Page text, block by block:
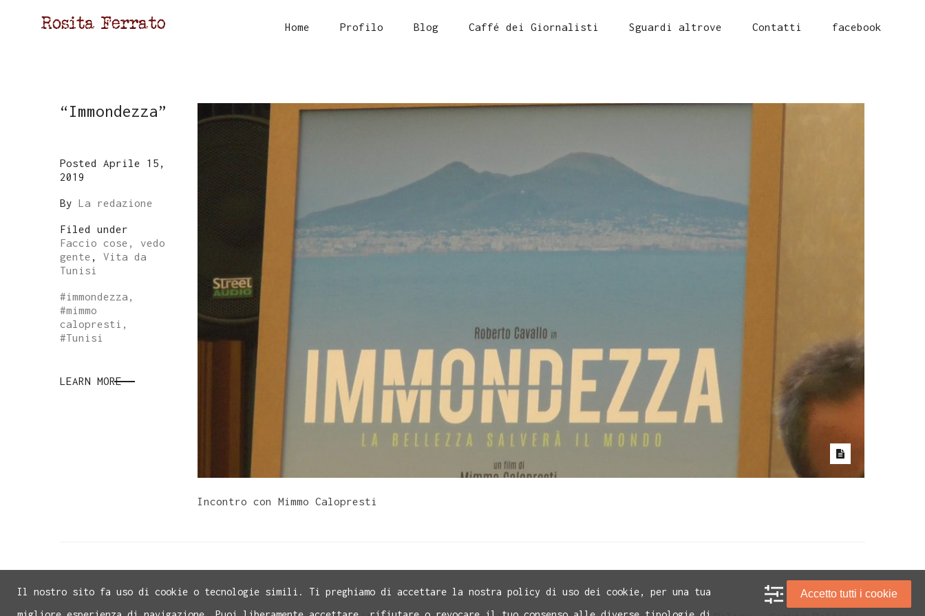
Home Profilo Blog Caffé dei Giornalisti Sguardi altrove Contatti facebook
“Immondezza”
Posted Aprile 15,
2019
By La redazione
Filed under
Faccio cose, vedo
gente , Vita da
Tunisi
#immondezza ,
#mimmo
calopresti ,
#Tunisi
LEARN MORE
Incontro con Mimmo Calopresti
Il nostro sito fa uso di cookie o tecnologie simili. Ti preghiamo di accettare la nostra policy di uso dei cookie, per una tua
Accetto tutti i cookie